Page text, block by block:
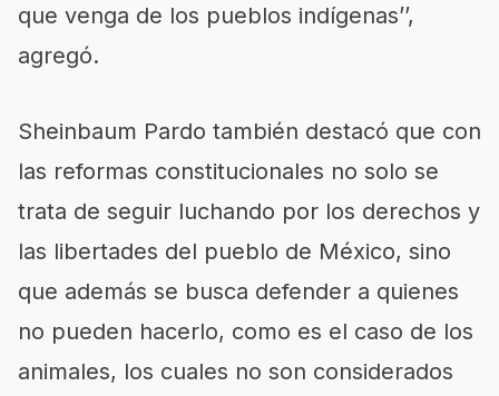
que venga de los pueblos indígenas’’,
agregó.
Sheinbaum Pardo también destacó que con
las reformas constitucionales no solo se
trata de seguir luchando por los derechos y
las libertades del pueblo de México, sino
que además se busca defender a quienes
no pueden hacerlo, como es el caso de los
animales, los cuales no son considerados